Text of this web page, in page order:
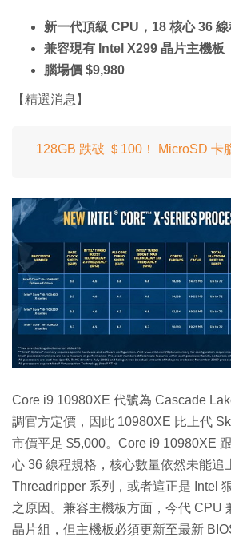
新一代頂級 CPU，18 核心 36
兼容現有 Intel X299 晶片主機板
腦場價 $9,980
【精選消息】
128GB 跌破 ＄100！ MicroSD 卡
Core i9 10980XE 代號為 Cascade
調官方定價，因此 10980XE 比上代
市價平足 $5,000。Core i9 10980XE
心 36 線程規格，核心數量依然未能追
Threadripper 系列，或者這正是 Intel
之原因。兼容主機板方面，今代 CPU
晶片組，但主機板必須更新至最新